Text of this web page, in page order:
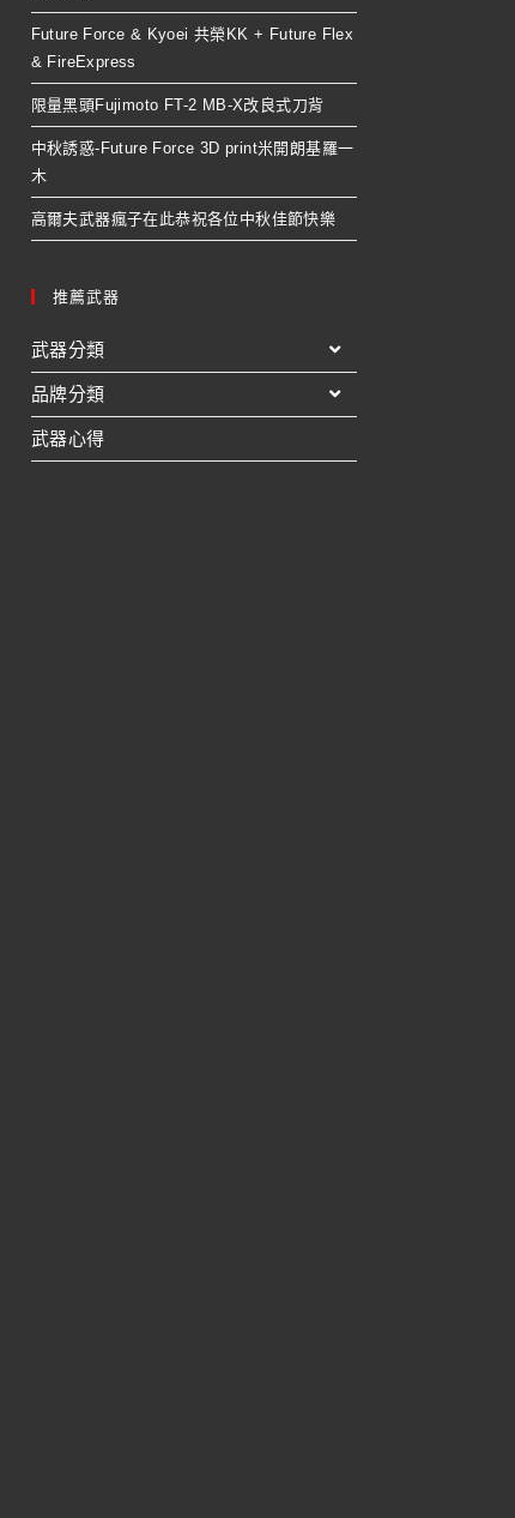
Future Force & Kyoei 共榮KK + Future Flex
& FireExpress
限量黑頭Fujimoto FT-2 MB-X改良式刀背
中秋誘惑-Future Force 3D print米開朗基羅一
木
高爾夫武器瘋子在此恭祝各位中秋佳節快樂
推薦武器
武器分類
品牌分類
武器心得